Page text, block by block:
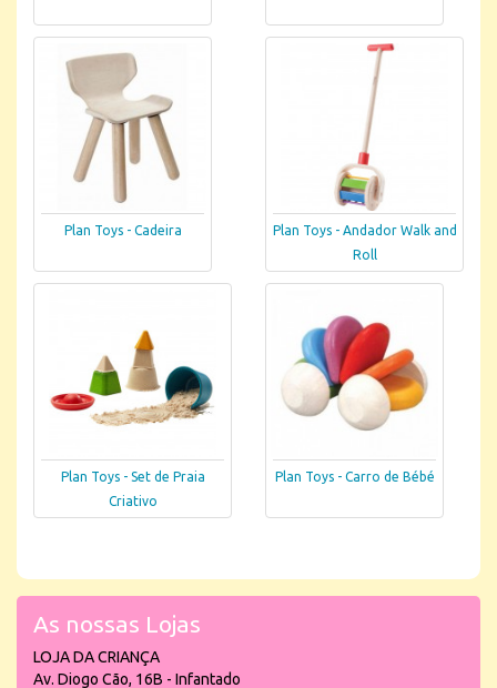
Plan Toys - Cadeira
Plan Toys - Andador Walk and
Roll
Plan Toys - Set de Praia
Criativo
Plan Toys - Carro de Bébé
As nossas Lojas
LOJA DA CRIANÇA
Av. Diogo Cão, 16B - Infantado